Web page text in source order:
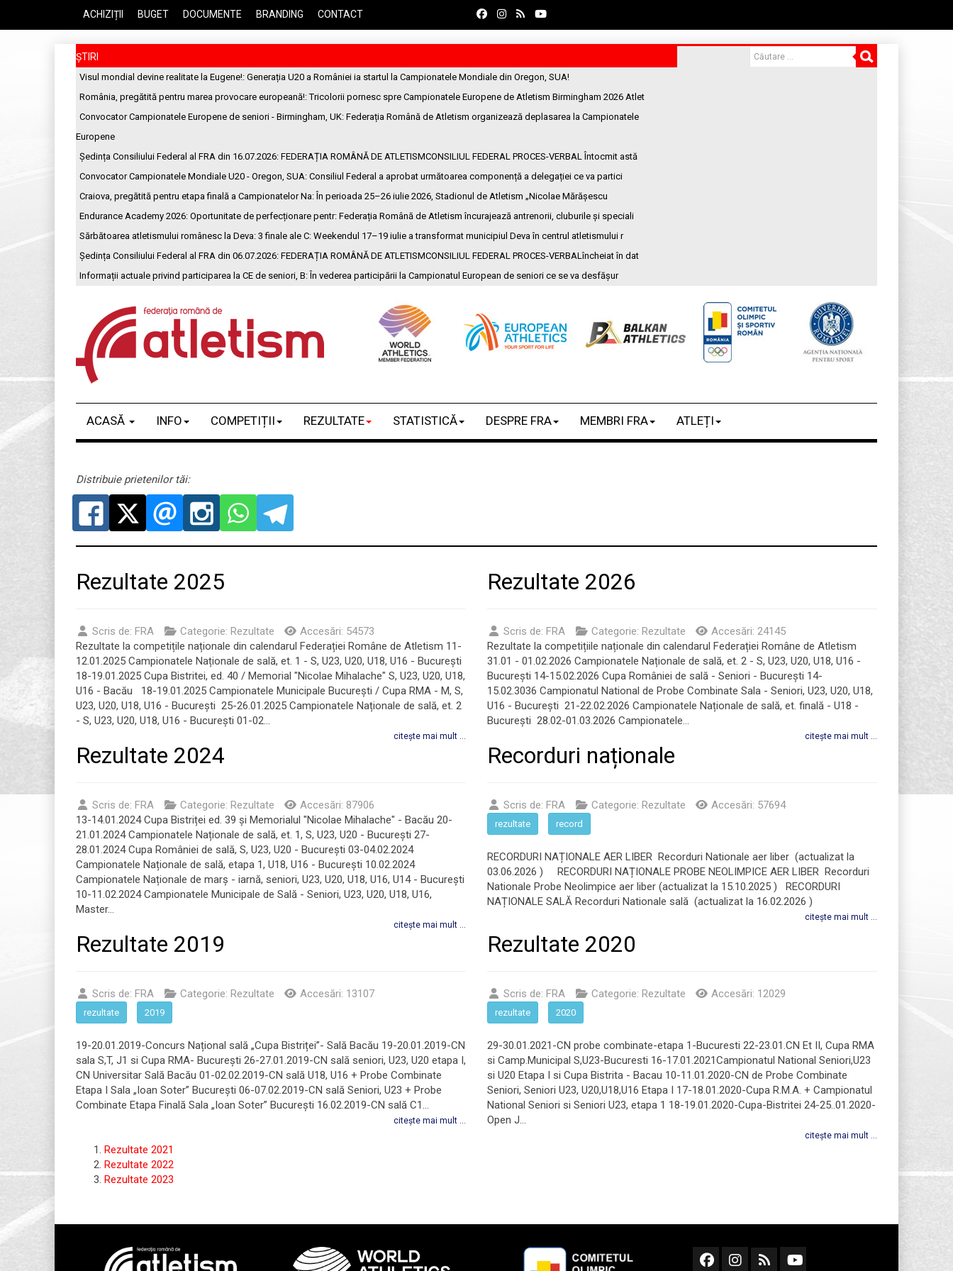
ACHIZIȚII BUGET DOCUMENTE BRANDING CONTACT
ȘTIRI
Visul mondial devine realitate la Eugene!: Generația U20 a României ia startul la Campionatele Mondiale din Oregon, SUA!
România, pregătită pentru marea provocare europeană!: Tricolorii pornesc spre Campionatele Europene de Atletism Birmingham 2026 Atlet
Convocator Campionatele Europene de seniori - Birmingham, UK: Federația Română de Atletism organizează deplasarea la Campionatele
Europene
Ședința Consiliului Federal al FRA din 16.07.2026: FEDERAȚIA ROMÂNĂ DE ATLETISMCONSILIUL FEDERAL PROCES-VERBAL Întocmit astă
Convocator Campionatele Mondiale U20 - Oregon, SUA: Consiliul Federal a aprobat următoarea componență a delegației ce va partici
Craiova, pregătită pentru etapa finală a Campionatelor Na: În perioada 25–26 iulie 2026, Stadionul de Atletism „Nicolae Mărășescu
Endurance Academy 2026: Oportunitate de perfecționare pentr: Federația Română de Atletism încurajează antrenorii, cluburile și speciali
Sărbătoarea atletismului românesc la Deva: 3 finale ale C: Weekendul 17–19 iulie a transformat municipiul Deva în centrul atletismului r
Ședința Consiliului Federal al FRA din 06.07.2026: FEDERAȚIA ROMÂNĂ DE ATLETISMCONSILIUL FEDERAL PROCES-VERBALîncheiat în dat
Informații actuale privind participarea la CE de seniori, B: În vederea participării la Campionatul European de seniori ce se va desfășur
ACASĂ INFO COMPETIȚII REZULTATE STATISTICĂ DESPRE FRA MEMBRI FRA ATLEȚI
Distribuie prietenilor tăi:
Rezultate 2025
Scris de: FRA Categorie: Rezultate
Accesări: 54573
Rezultate la competițile naționale din calendarul Federației Române de Atletism 11-
12.01.2025 Campionatele Naționale de sală, et. 1 - S, U23, U20, U18, U16 - București
18-19.01.2025 Cupa Bistritei, ed. 40 / Memorial "Nicolae Mihalache" S, U23, U20, U18,
U16 - Bacău 18-19.01.2025 Campionatele Municipale București / Cupa RMA - M, S,
U23, U20, U18, U16 - București 25-26.01.2025 Campionatele Naționale de sală, et. 2
- S, U23, U20, U18, U16 - București 01-02...
citește mai mult ...
Rezultate 2026
Scris de: FRA Categorie: Rezultate
Accesări: 24145
Rezultate la competițiile naționale din calendarul Federației Române de Atletism
31.01 - 01.02.2026 Campionatele Naționale de sală, et. 2 - S, U23, U20, U18, U16 -
București 14-15.02.2026 Cupa României de sală - Seniori - București 14-
15.02.3036 Campionatul National de Probe Combinate Sala - Seniori, U23, U20, U18,
U16 - București 21-22.02.2026 Campionatele Naționale de sală, et. finală - U18 -
București 28.02-01.03.2026 Campionatele...
citește mai mult ...
Rezultate 2024
Scris de: FRA Categorie: Rezultate
Accesări: 87906
13-14.01.2024 Cupa Bistriței ed. 39 și Memorialul "Nicolae Mihalache" - Bacău 20-
21.01.2024 Campionatele Naționale de sală, et. 1, S, U23, U20 - București 27-
28.01.2024 Cupa României de sală, S, U23, U20 - București 03-04.02.2024
Campionatele Naționale de sală, etapa 1, U18, U16 - București 10.02.2024
Campionatele Naționale de marș - iarnă, seniori, U23, U20, U18, U16, U14 - București
10-11.02.2024 Campionatele Municipale de Sală - Seniori, U23, U20, U18, U16,
Master...
citește mai mult ...
Recorduri naționale
Scris de: FRA Categorie: Rezultate Accesări: 57694
rezultate record
RECORDURI NAȚIONALE AER LIBER Recorduri Nationale aer liber (actualizat la
03.06.2026 ) RECORDURI NAȚIONALE PROBE NEOLIMPICE AER LIBER Recorduri
Nationale Probe Neolimpice aer liber (actualizat la 15.10.2025 ) RECORDURI
NAȚIONALE SALĂ Recorduri Nationale sală (actualizat la 16.02.2026 )
citește mai mult ...
Rezultate 2019
Scris de: FRA Categorie: Rezultate Accesări: 13107
rezultate 2019
19-20.01.2019-Concurs Național sală „Cupa Bistriței”- Sală Bacău 19-20.01.2019-CN
sala S,T, J1 si Cupa RMA- București 26-27.01.2019-CN sală seniori, U23, U20 etapa I,
CN Universitar Sală Bacău 01-02.02.2019-CN sală U18, U16 + Probe Combinate
Etapa I Sala „Ioan Soter” București 06-07.02.2019-CN sală Seniori, U23 + Probe
Combinate Etapa Finală Sala „Ioan Soter” București 16.02.2019-CN sală C1...
citește mai mult ...
Rezultate 2020
Scris de: FRA Categorie: Rezultate Accesări: 12029
rezultate 2020
29-30.01.2021-CN probe combinate-etapa 1-Bucuresti 22-23.01.CN Et II, Cupa RMA
si Camp.Municipal S,U23-Bucuresti 16-17.01.2021Campionatul National Seniori,U23
si U20 Etapa I si Cupa Bistrita - Bacau 10-11.01.2020-CN de Probe Combinate
Seniori, Seniori U23, U20,U18,U16 Etapa I 17-18.01.2020-Cupa R.M.A. + Campionatul
National Seniori si Seniori U23, etapa 1 18-19.01.2020-Cupa-Bistritei 24-25..01.2020-
Open J...
citește mai mult ...
Rezultate 2021
Rezultate 2022
Rezultate 2023